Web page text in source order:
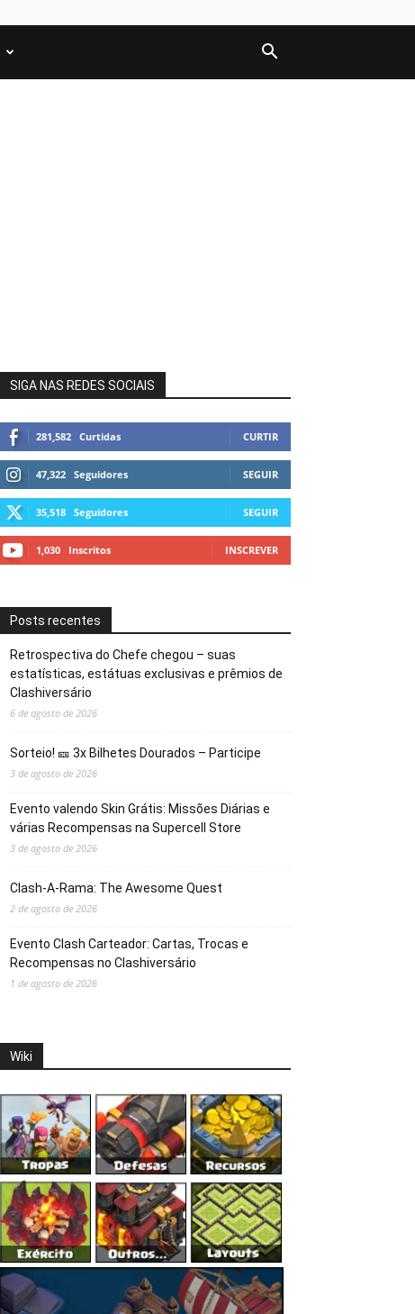
SIGA NAS REDES SOCIAIS
281,582 Curtidas CURTIR
47,322 Seguidores SEGUIR
35,518 Seguidores SEGUIR
1,030 Inscritos INSCREVER
Posts recentes
Retrospectiva do Chefe chegou – suas
estatísticas, estátuas exclusivas e prêmios de
Clashiversário
6 de agosto de 2026
Sorteio! 🎫 3x Bilhetes Dourados – Participe
3 de agosto de 2026
Evento valendo Skin Grátis: Missões Diárias e
várias Recompensas na Supercell Store
3 de agosto de 2026
Clash-A-Rama: The Awesome Quest
2 de agosto de 2026
Evento Clash Carteador: Cartas, Trocas e
Recompensas no Clashiversário
1 de agosto de 2026
Wiki